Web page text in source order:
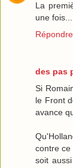
La
une fois...
Répondre
des pas
Si
le Front
avance
contre ce
soit